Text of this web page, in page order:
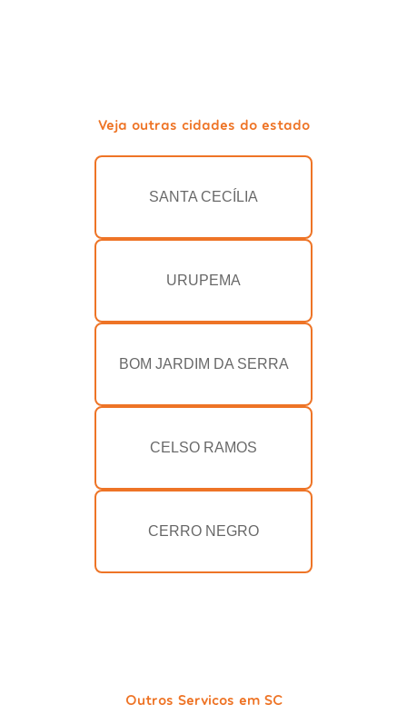
Veja outras cidades do estado
SANTA CECÍLIA
URUPEMA
BOM JARDIM DA SERRA
CELSO RAMOS
CERRO NEGRO
Outros Serviços em SC